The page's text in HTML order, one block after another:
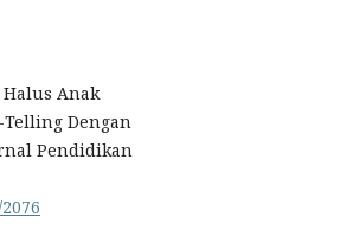
Halus Anak
Dengan
Pendidikan